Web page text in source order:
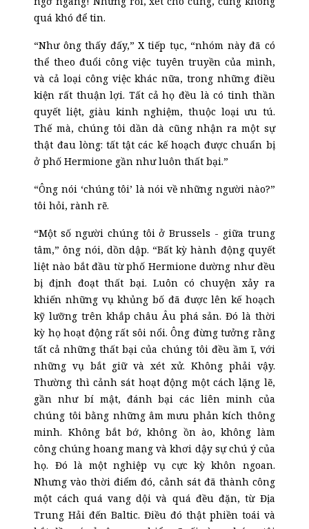
quá khó để tin.
“Như ông thấy đấy,” X tiếp tục, “nhóm này đã có
thể theo đuổi công việc tuyên truyền của mình,
và cả loại công việc khác nữa, trong những điều
kiện rất thuận lợi. Tất cả họ đều là có tinh thần
quyết liệt, giàu kinh nghiệm, thuộc loại ưu tú.
Thế mà, chúng tôi dần dà cũng nhận ra một sự
thật đau lòng: tất tật các kế hoạch được chuẩn bị
ở phố Hermione gần như luôn thất bại.”
“Ông nói ‘chúng tôi’ là nói về những người nào?”
tôi hỏi, rành rẽ.
“Một số người chúng tôi ở Brussels - giữa trung
tâm,” ông nói, dồn dập. “Bất kỳ hành động quyết
liệt nào bắt đầu từ phố Hermione dường như đều
bị định đoạt thất bại. Luôn có chuyện xảy ra
khiến những vụ khủng bố đã được lên kế hoạch
kỹ lưỡng trên khắp châu Âu phá sản. Đó là thời
kỳ họ hoạt động rất sôi nổi. Ông đừng tưởng rằng
tất cả những thất bại của chúng tôi đều ầm ĩ, với
những vụ bắt giữ và xét xử. Không phải vậy.
Thường thì cảnh sát hoạt động một cách lặng lẽ,
gần như bí mật, đánh bại các liên minh của
chúng tôi bằng những âm mưu phản kích thông
minh. Không bắt bớ, không ồn ào, không làm
công chúng hoang mang và khơi dậy sự chú ý của
họ. Đó là một nghiệp vụ cực kỳ khôn ngoan.
Nhưng vào thời điểm đó, cảnh sát đã thành công
một cách quá vang dội và quá đều đặn, từ Địa
Trung Hải đến Baltic. Điều đó thật phiền toái và